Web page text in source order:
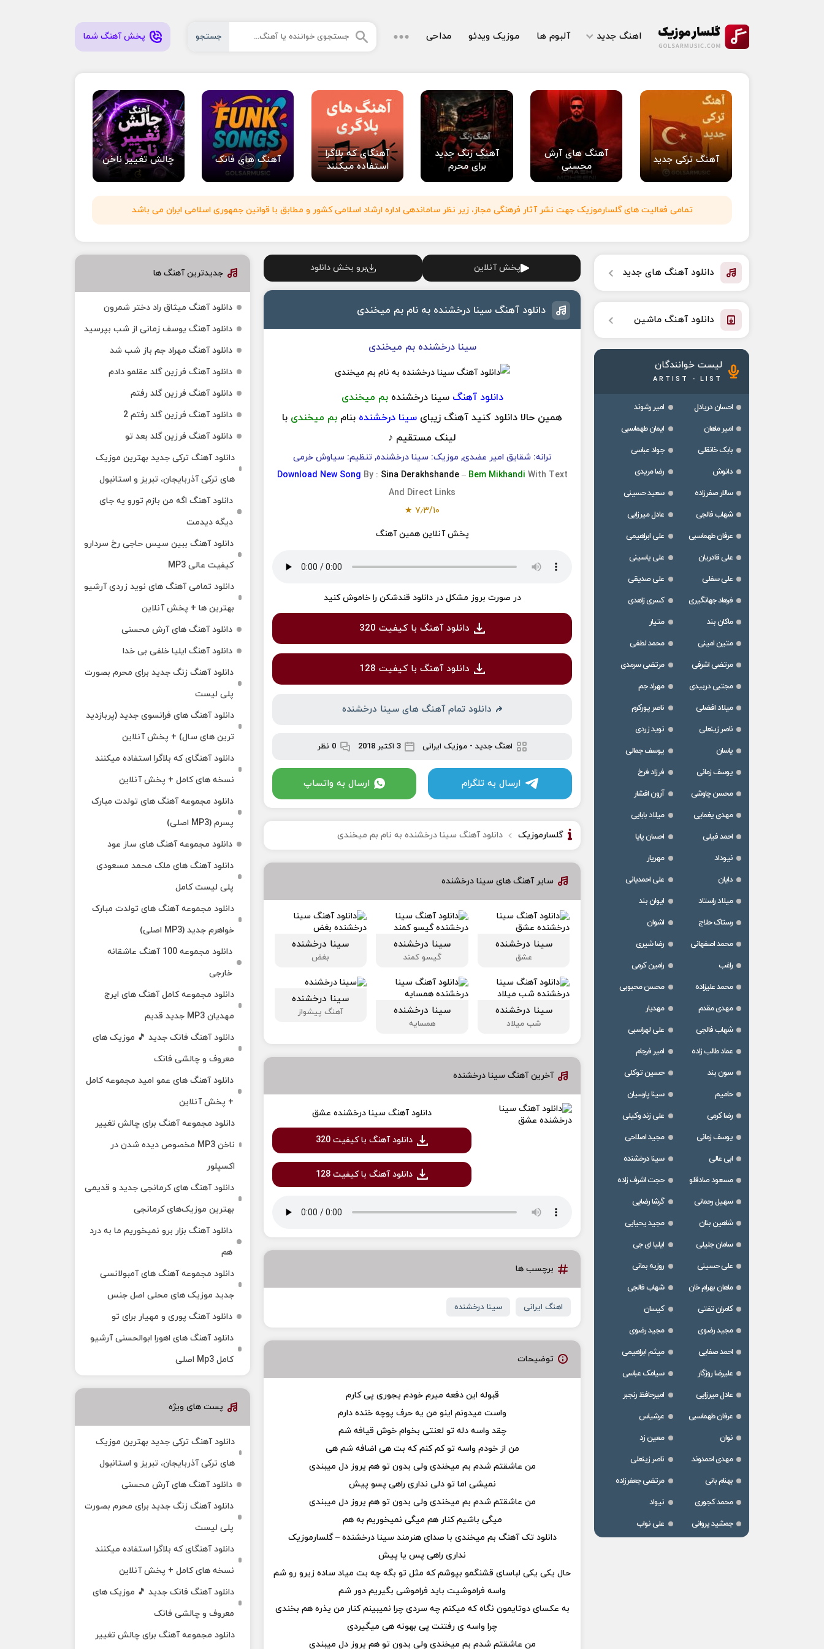
اهنگ جدید آلبوم ها موزیک ویدئو مداحی جستجو پخش آهنگ شما
آهنگ ترکی جدید
آهنگ های آرش
محسنی
آهنگ زنگ جدید
برای محرم
آهنگای که بلاگرا
استفاده میکنند
آهنگ های فانک چالش تغییر ناخن
تمامی فعالیت های گلسارموزیک جهت نشر آثار فرهنگی مجاز، زیر نظر ساماندهی اداره ارشاد اسلامی کشور و مطابق با قوانین جمهوری اسلامی ایران می باشد
پخش آنلاین برو بخش دانلود
دانلود آهنگ سینا درخشنده به نام بم میخندی
سینا درخشنده بم میخندی
دانلود آهنگ سینا درخشنده بم میخندی
همین حالا دانلود کنید آهنگ زیبای سینا درخشنده بنام بم میخندی با
لینک مستقیم ♪
ترانه: شقایق امیر عضدی, موزیک: سینا درخشنده, تنظیم: سیاوش خرمی
Download New Song By : Sina Derakhshande– Bem Mikhandi With Text
And Direct Links
۷٫۳/۱۰
★
پخش آنلاین همین آهنگ
در صورت بروز مشکل در دانلود قندشکن را خاموش کنید
دانلود آهنگ با کیفیت 320
دانلود آهنگ با کیفیت 128
دانلود تمام آهنگ های سینا درخشنده
اهنگ جدید- موزیک ایرانی 3 اکتبر 2018 0 نظر
ارسال به تلگرام ارسال به واتساپ
گلسارموزیک دانلود آهنگ سینا درخشنده به نام بم میخندی
سایر آهنگ های سینا درخشنده
سینا درخشنده
عشق
سینا درخشنده
گیسو کمند
سینا درخشنده
بغض
سینا درخشنده
شب میلاد
سینا درخشنده
همسایه
سینا درخشنده
آهنگ پیشواز
آخرین آهنگ سینا درخشنده
دانلود آهنگ سینا درخشنده عشق
دانلود آهنگ با کیفیت 320
دانلود آهنگ با کیفیت 128
برچسب ها
اهنگ ایرانی سینا درخشنده
توضیحات
قبوله این دفعه میرم خودم یجوری پی کارم
واست میدونم اینو من یه حرف پوچه خنده دارم
چقد واسه دله تو لعنتی بخوام خوش قیافه شم
من از خودم واسه تو کم کنم که بت هی اضافه شم هی
من عاشقتم شدم بم میخندی ولی بدون تو هم یروز دل میبندی
نمیشی اما تو دلی نداری راهی پسو پیش
من عاشقتم شدم بم میخندی ولی بدون تو هم یروز دل میبندی
میگی باشیم کنار هم میگی نمیخوریم به هم
دانلود تک آهنگ بم میخندی با صدای هنرمند سینا درخشنده – گلسارموزیک
نداری راهی پس یا پیش
حال یکی یکی لباسای قشنگمو بپوشم که مثل تو بگه چه بت میاد ساده زیرو رو شم
واسه فراموشیت باید فراموشی بگیریم دور شم
به عکسای دوتایمون نگاه که میکنم چه سردی چرا نمیبینم کنار من یذره هم بخندی
چرا واسه ی رفتنت پی بهونه هی میگیردی
من عاشقتم شدم بم میخندی ولی بدون تو هم یروز دل میبندی
دانلود آهنگ های جدید
دانلود آهنگ ماشین
لیست خوانندگان
ARTIST - LIST
احسان دریادل
امیر رشوند
امیر ماهان
ایمان طهماسبی
بابک خانقلی
جواد عباسی
دانوش
رضا مریدی
سالار صفرزاده
سعید حسینی
شهاب فالجی
عادل میرزایی
عرفان طهماسبی
علی ابراهیمی
علی قادریان
علی یاسینی
علی سفلی
علی صدیقی
فرهاد جهانگیری
کسری زاهدی
ماکان بند
متیار
متین امینی
محمد لطفی
مرتضی اشرفی
مرتضی سرمدی
مجتبی دربیدی
مهراد جم
میلاد افضلی
ناصر پورکرم
ناصر زینعلی
نوید زردی
یاسان
یوسف جمالی
یوسف زمانی
فرزاد فرخ
محسن چاوشی
آرون افشار
مهدی یغمایی
میلاد بابایی
احمد فیلی
احسان پایا
نیوداد
مهریار
دایان
علی احمدیانی
میلاد راستاد
ایوان بند
رستاک حلاج
اشوان
محمد اصفهانی
رضا شیری
راغب
رامین کرمی
محمد علیزاده
محسن محبوبی
مهدی مقدم
مهدیار
شهاب فالجی
علی لهراسبی
عماد طالب زاده
امیر فرجام
سون بند
حسین توکلی
حامیم
سینا پارسیان
رضا کرمی
علی زند وکیلی
یوسف زمانی
مجید اصلاحی
ابی عالی
سینا درخشنده
مسعود صادقلو
حجت اشرف زاده
سهیل رحمانی
گرشا رضایی
شاهین بنان
مجید یحیایی
سامان جلیلی
ایلیا ای جی
علی حسینی
روزبه بمانی
ماهان بهرام خان
شهاب فالجی
کامران تفتی
کیسان
مجید رضوی
مجید رضوی
احمد صفایی
میثم ابراهیمی
علیرضا روزگار
سیامک عباسی
عادل میرزایی
امیرحافظ رنجبر
عرفان طهماسبی
عرشیاس
نوان
معین زد
مهدی احمدوند
ناصر زینعلی
بهنام بانی
مرتضی جعفرزاده
محمد کجوری
نیواد
جمشید پروانی
علی نواب
جدیدترین آهنگ ها
دانلود آهنگ میثاق راد دختر شمرون
دانلود آهنگ یوسف زمانی از شب بپرسید
دانلود آهنگ مهراد جم باز شب شد
دانلود آهنگ فرزین گلد عقلمو دادم
دانلود آهنگ فرزین گلد رفتم
دانلود آهنگ فرزین گلد رفتم 2
دانلود آهنگ فرزین گلد بعد تو
دانلود آهنگ ترکی جدید بهترین موزیک‌
های ترکی آذربایجان، تبریز و استانبول
دانلود آهنگ اگه من بازم تورو یه جای
دیگه دیدمت
دانلود آهنگ ببین سیس حاجی رخ سردارو
کیفیت عالی MP3
دانلود تمامی آهنگ های نوید زردی آرشیو
بهترین ها + پخش آنلاین
دانلود آهنگ های آرش محسنی
دانلود آهنگ ایلیا خلفی بی خدا
دانلود آهنگ زنگ جدید برای محرم بصورت
پلی لیست
دانلود آهنگ های فرانسوی جدید (پربازدید
ترین های سال) + پخش آنلاین
دانلود آهنگای که بلاگرا استفاده میکنند
نسخه های کامل + پخش آنلاین
دانلود مجموعه آهنگ های تولدت مبارک
پسرم (MP3 اصلی)
دانلود مجموعه آهنگ های ساز عود
دانلود آهنگ های ملک‌ محمد مسعودی
پلی لیست کامل
دانلود مجموعه آهنگ های تولدت مبارک
خواهرم جدید (MP3 اصلی)
دانلود مجموعه 100 آهنگ عاشقانه
خارجی
دانلود مجموعه کامل آهنگ های ایرج
مهدیان MP3 جدید قدیم
دانلود آهنگ فانک جدید 🎵 موزیک‌ های
معروف و چالشی فانک
دانلود آهنگ های عمو امید مجموعه کامل
+ پخش آنلاین
دانلود مجموعه آهنگ برای چالش تغییر
ناخن MP3 مخصوص دیده شدن در
اکسپلور
دانلود آهنگ‌ های کرمانجی جدید و قدیمی
بهترین موزیک‌های کرمانجی
دانلود آهنگ بزار برو نمیخوریم ما به درد
هم
دانلود مجموعه آهنگ های آمبولانسی
جدید موزیک های محلی اصل جنس
دانلود آهنگ پوری و مهیار برای تو
دانلود آهنگ های اهورا ابوالحسنی آرشیو
کامل Mp3 اصلی
پست های ویژه
دانلود آهنگ ترکی جدید بهترین موزیک‌
های ترکی آذربایجان، تبریز و استانبول
دانلود آهنگ های آرش محسنی
دانلود آهنگ زنگ جدید برای محرم بصورت
پلی لیست
دانلود آهنگای که بلاگرا استفاده میکنند
نسخه های کامل + پخش آنلاین
دانلود آهنگ فانک جدید 🎵 موزیک‌ های
معروف و چالشی فانک
دانلود مجموعه آهنگ برای چالش تغییر